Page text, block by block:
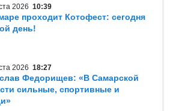
2026 10:39
проходит Котофест: сегодня
день!
2026 18:27
Федорищев: «В Самарской
сильные, спортивные и